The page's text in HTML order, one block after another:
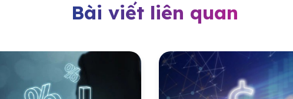
Bài viết liên quan